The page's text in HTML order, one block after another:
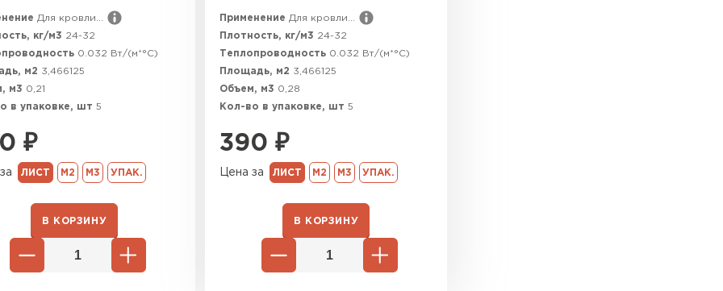
Для кровли...
кг/м3 24-32
0.032 Вт/(м*°C)
м2 3,466125
м3 0,21
в упаковке, шт 5
₽
ЛИСТ М2 М3 УПАК.
В КОРЗИНУ
Применение Для кровли...
Плотность, кг/м3 24-32
Теплопроводность 0.032 Вт/(м*°C)
Площадь, м2 3,466125
Объем, м3 0,28
Кол-во в упаковке, шт 5
390 ₽
Цена за ЛИСТ М2 М3 УПАК.
В КОРЗИНУ